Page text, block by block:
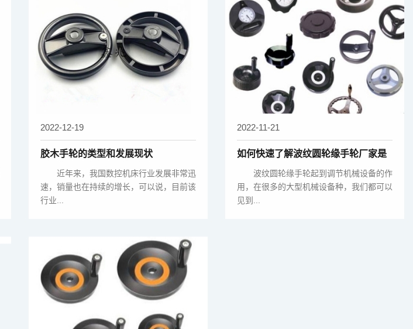
2022-12-19
胶木手轮的类型和发展现状
近年来，我国数控机床行业发展非常迅
速，销量也在持续的增长，可以说，目前该
行业...
2022-11-21
如何快速了解波纹圆轮缘手轮厂家是
否可靠？
波纹圆轮缘手轮起到调节机械设备的作
用，在很多的大型机械设备种，我们都可以
见到...